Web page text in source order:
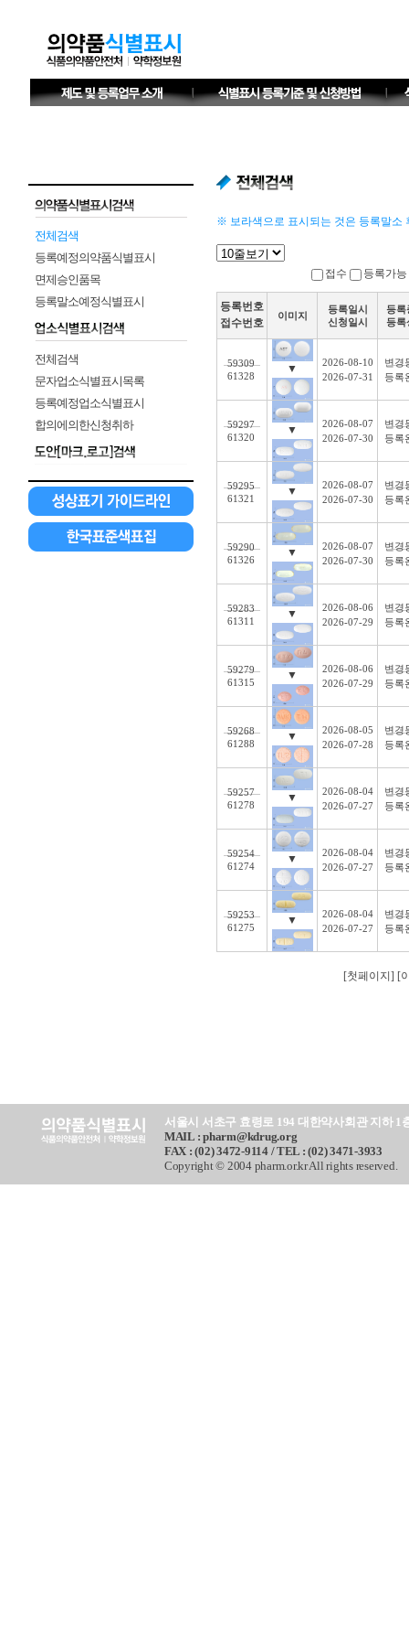
전체검색
등록예정의약품식별표시
면제승인품목
등록말소예정식별표시
전체검색
문자업소식별표시목록
등록예정업소식별표시
합의에의한신청취하
※ 보라색으로 표시되는 것은 등록말소
접수 등록가능
등록번호
접수번호
이미지
등록일시
신청일시
등록
등록
59309
61328
▼
2026-08-10
2026-07-31
변경
등록
59297
61320
▼
2026-08-07
2026-07-30
변경
등록
59295
61321
▼
2026-08-07
2026-07-30
변경
등록
59290
61326
▼
2026-08-07
2026-07-30
변경
등록
59283
61311
▼
2026-08-06
2026-07-29
변경
등록
59279
61315
▼
2026-08-06
2026-07-29
변경
등록
59268
61288
▼
2026-08-05
2026-07-28
변경
등록
59257
61278
▼
2026-08-04
2026-07-27
변경
등록
59254
61274
▼
2026-08-04
2026-07-27
변경
등록
59253
61275
▼
2026-08-04
2026-07-27
변경
등록
[첫페이지] [
서울시 서초구 효령로 194 대한약사회관 지하 1
MAIL : pharm@kdrug.org
FAX : (02) 3472-9114 / TEL : (02) 3471-3933
Copyright © 2004 pharm.or.kr All rights reserved.